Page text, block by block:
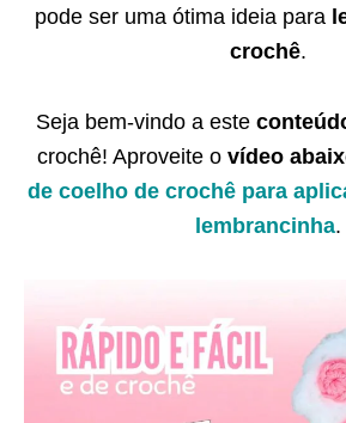
pode ser uma ótima ideia para
crochê.
Seja bem-vindo a este
crochê! Aproveite o vídeo
de coelho de crochê para
lembrancinha.